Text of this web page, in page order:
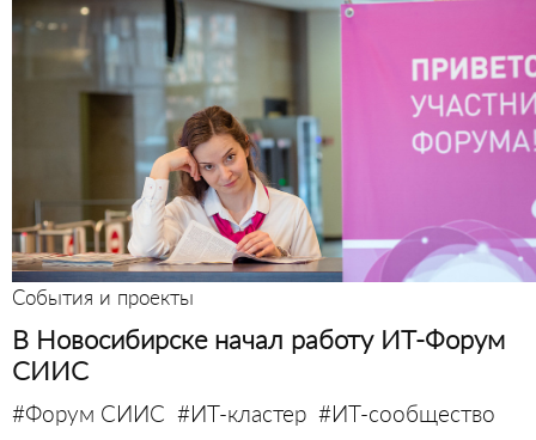
События и проекты
В Новосибирске начал работу ИТ-Форум
СИИС
#Форум СИИС #ИТ-кластер #ИТ-сообщество